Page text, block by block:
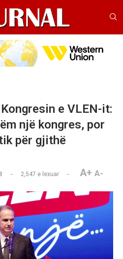
e VLEN-it:
një kongres, por
për gjithë
2,547 e lexuar A+ A-